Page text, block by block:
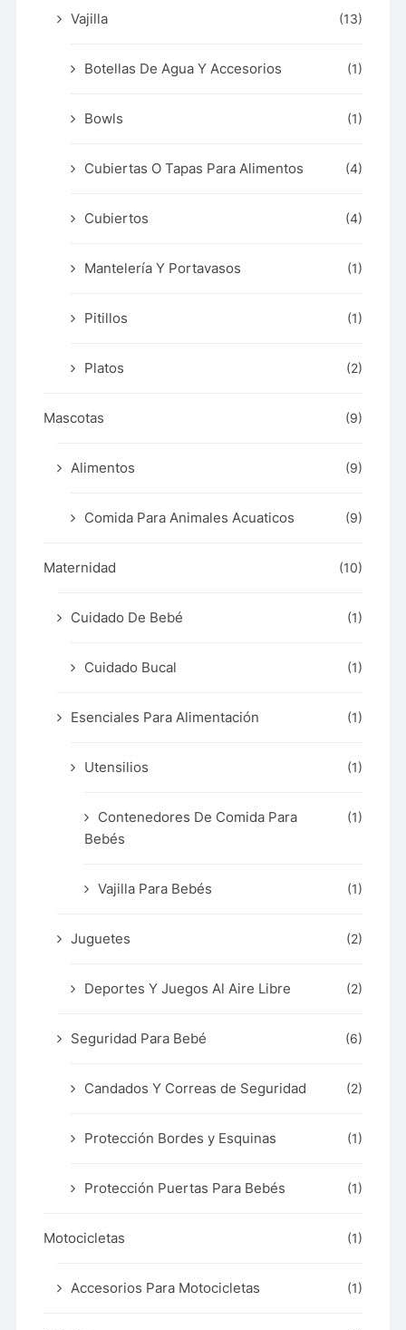
Vajilla (13)
Botellas De Agua Y Accesorios (1)
Bowls (1)
Cubiertas O Tapas Para Alimentos (4)
Cubiertos (4)
Mantelería Y Portavasos (1)
Pitillos (1)
Platos (2)
Mascotas (9)
Alimentos (9)
Comida Para Animales Acuaticos (9)
Maternidad (10)
Cuidado De Bebé (1)
Cuidado Bucal (1)
Esenciales Para Alimentación (1)
Utensilios (1)
Contenedores De Comida Para
Bebés
(1)
Vajilla Para Bebés (1)
Juguetes (2)
Deportes Y Juegos Al Aire Libre (2)
Seguridad Para Bebé (6)
Candados Y Correas de Seguridad (2)
Protección Bordes y Esquinas (1)
Protección Puertas Para Bebés (1)
Motocicletas (1)
Accesorios Para Motocicletas (1)